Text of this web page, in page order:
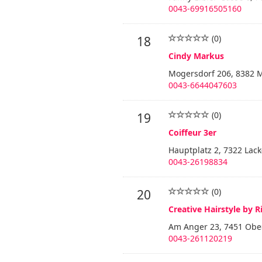
0043-69916505160
18
(0)
Cindy Markus
Mogersdorf 206, 8382
0043-6644047603
19
(0)
Coiffeur 3er
Hauptplatz 2, 7322
0043-26198834
20
(0)
Creative Hairstyle by
Am Anger 23, 7451
0043-261120219